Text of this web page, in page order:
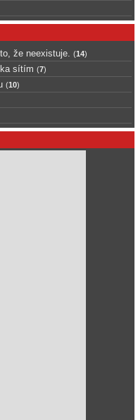
že neexistuje. (14)
sítím (7)
(10)